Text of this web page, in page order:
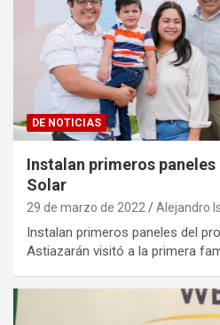
DE NOTICIAS
Instalan primeros
Solar
29 de marzo de 2022 Alejandro
Instalan primeros paneles del
Astiazarán visitó a la primera